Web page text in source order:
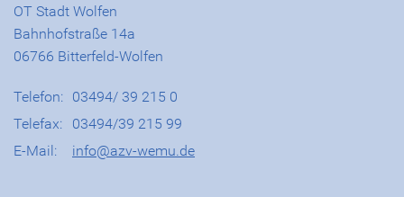
OT Stadt Wolfen
Bahnhofstraße 14a
06766 Bitterfeld-Wolfen
Telefon: 03494/ 39 215 0
Telefax:
03494/39 215 99
E-Mail:
info@azv-wemu.de